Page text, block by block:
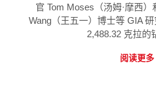
官 Tom Moses（汤姆·摩西
Wang（王五一）博士等 GIA
2,488.32 克拉的
阅读更多